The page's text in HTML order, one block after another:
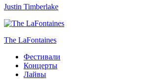
Justin Timberlake
The LaFontaines
Фестивали
Концерты
Лайвы